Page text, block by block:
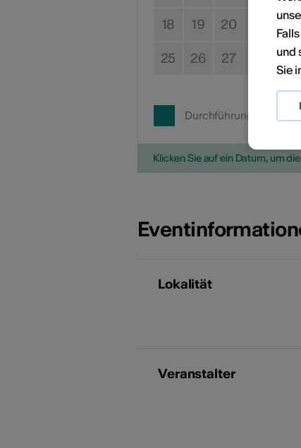
18 19 20 22
25 26 27 29
Durchführungsdatum
Klicken Sie auf ein Datum, um
Lokalität
Veranstalter
und
Sie